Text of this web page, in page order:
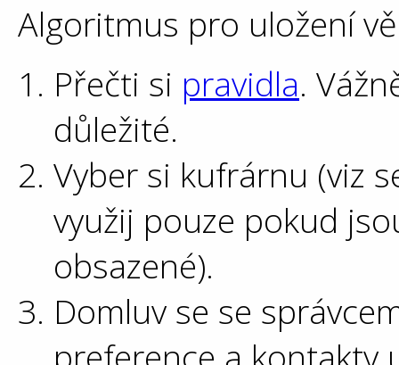
Algoritmus pro uložení
Přečti si pravidla.
důležité.
Vyber si kufrárnu (viz
využij pouze pokud
obsazené).
Domluv se se